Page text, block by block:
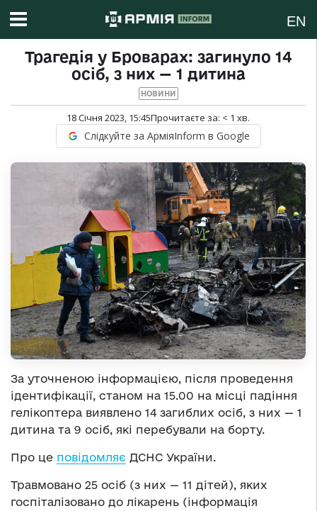
EN
Трагедія у Броварах: загинуло 14
осіб, з них — 1 дитина
НОВИНИ
18 Січня 2023, 15:45Прочитаєте за: < 1 хв.
Слідкуйте за АрміяInform в Google
За уточненою інформацією, після проведення
ідентифікації, станом на 15.00 на місці падіння
гелікоптера виявлено 14 загиблих осіб, з них — 1
дитина та 9 осіб, які перебували на борту.
Про це повідомляє ДСНС України.
Травмовано 25 осіб (з них — 11 дітей), яких
госпіталізовано до лікарень (інформація